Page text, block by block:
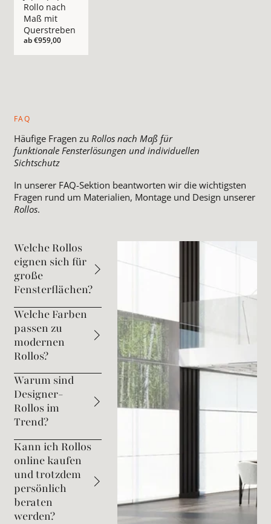
Rollo nach
Maß mit
Querstreben
ab€959,00
FAQ
Häufige Fragen zu Rollos nach Maß für
funktionale Fensterlösungen und individuellen
Sichtschutz
In unserer FAQ-Sektion beantworten wir die wichtigsten
Fragen rund um Materialien, Montage und Design unserer
Rollos.
Welche Rollos
eignen sich für
große
Fensterflächen?
Welche Farben
passen zu
modernen
Rollos?
Warum sind
Designer-
Rollos im
Trend?
Kann ich Rollos
online kaufen
und trotzdem
persönlich
beraten
werden?